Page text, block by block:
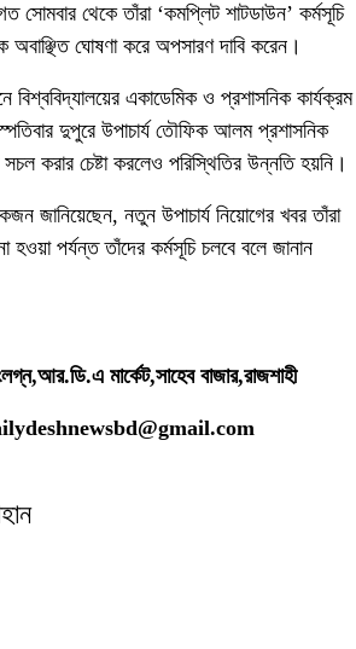
সোমবার থেকে তাঁরা ‘কমপ্লিট শাটডাউন’ কর্মসূচি
অবাঞ্ছিত ঘোষণা করে অপসারণ দাবি করেন।
বিশ্ববিদ্যালয়ের একাডেমিক ও প্রশাসনিক কার্যক্রম
দুপুরে উপাচার্য তৌফিক আলম প্রশাসনিক
করার চেষ্টা করলেও পরিস্থিতির উন্নতি হয়নি।
জানিয়েছেন, নতুন উপাচার্য নিয়োগের খবর তাঁরা
হওয়া পর্যন্ত তাঁদের কর্মসূচি চলবে বলে জানান
মার্কেট,সাহেব বাজার,রাজশাহী